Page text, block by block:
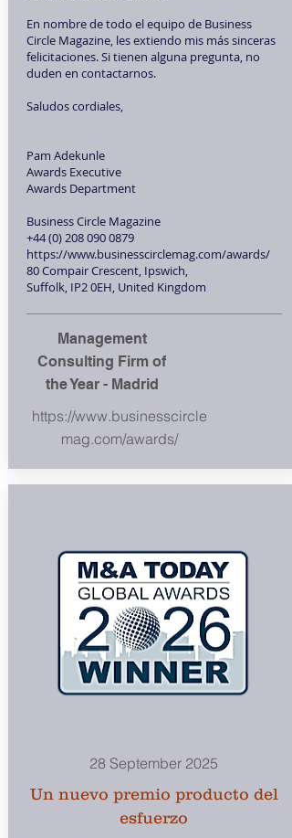
En nombre de todo el equipo de Business
Circle Magazine, les extiendo mis más sinceras
felicitaciones. Si tienen alguna pregunta, no
duden en contactarnos.
Saludos cordiales,
Pam Adekunle
Awards Executive
Awards Department
Business Circle Magazine
+44 (0) 208 090 0879
https://www.businesscirclemag.com/awards/
80 Compair Crescent, Ipswich,
Suffolk, IP2 0EH, United Kingdom
Management
Consulting Firm of
the Year - Madrid
https://www.businesscircle
mag.com/awards/
28 September 2025
Un nuevo premio producto del
esfuerzo